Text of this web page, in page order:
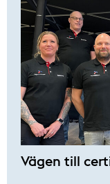
Vägen till